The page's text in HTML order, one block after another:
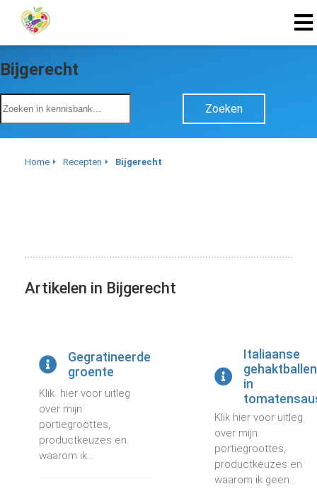
Bijgerecht
Zoeken
Home Recepten Bijgerecht
Artikelen in Bijgerecht
Gegratineerde
groente
Klik hier voor uitleg
over mijn
portiegroottes,
productkeuzes en
waarom ik...
Italiaanse
gehaktballen
in
Klik hier voor uitleg
over mijn
portiegroottes,
productkeuzes en
waarom ik geen...